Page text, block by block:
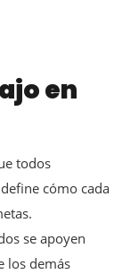
en
todos
cómo cada
se apoyen
los demás